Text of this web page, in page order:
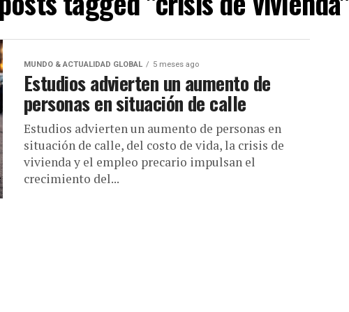
MUNDO & ACTUALIDAD GLOBAL 5 meses ago
Estudios advierten un aumento de
personas en situación de calle
Estudios advierten un aumento de personas en
situación de calle, del costo de vida, la crisis de
vivienda y el empleo precario impulsan el
crecimiento del...